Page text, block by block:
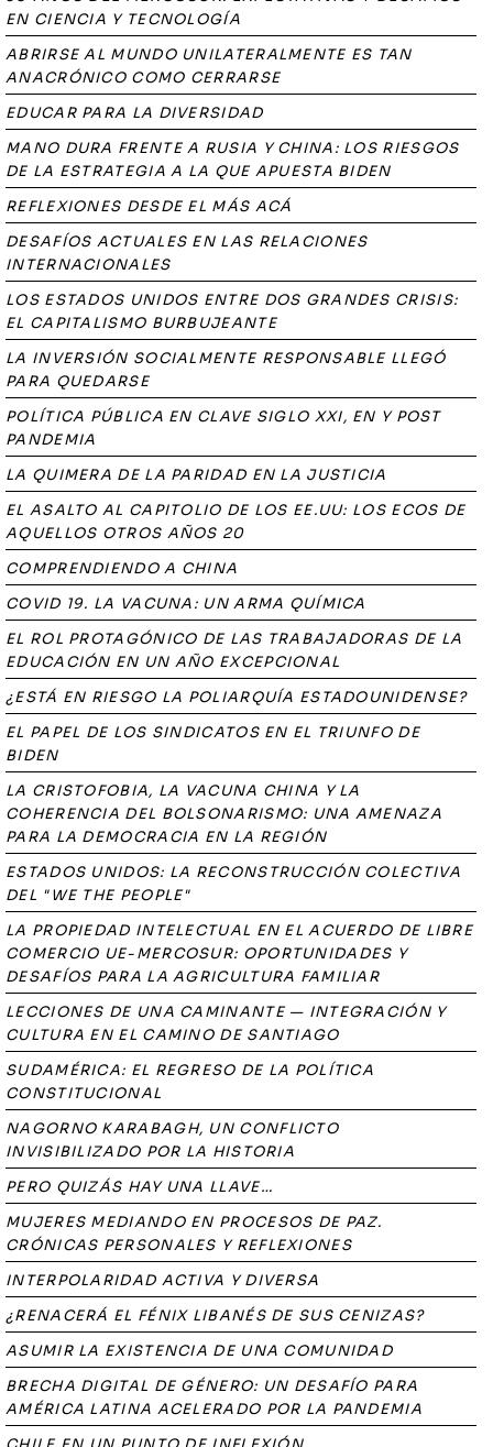
EN CIENCIA Y TECNOLOGÍA
ABRIRSE AL MUNDO UNILATERALMENTE ES TAN
ANACRÓNICO COMO CERRARSE
EDUCAR PARA LA DIVERSIDAD
MANO DURA FRENTE A RUSIA Y CHINA: LOS RIESGOS
DE LA ESTRATEGIA A LA QUE APUESTA BIDEN
REFLEXIONES DESDE EL MÁS ACÁ
DESAFÍOS ACTUALES EN LAS RELACIONES
INTERNACIONALES
LOS ESTADOS UNIDOS ENTRE DOS GRANDES CRISIS:
EL CAPITALISMO BURBUJEANTE
LA INVERSIÓN SOCIALMENTE RESPONSABLE LLEGÓ
PARA QUEDARSE
POLÍTICA PÚBLICA EN CLAVE SIGLO XXI, EN Y POST
PANDEMIA
LA QUIMERA DE LA PARIDAD EN LA JUSTICIA
EL ASALTO AL CAPITOLIO DE LOS EE.UU: LOS ECOS DE
AQUELLOS OTROS AÑOS 20
COMPRENDIENDO A CHINA
COVID 19. LA VACUNA: UN ARMA QUÍMICA
EL ROL PROTAGÓNICO DE LAS TRABAJADORAS DE LA
EDUCACIÓN EN UN AÑO EXCEPCIONAL
¿ESTÁ EN RIESGO LA POLIARQUÍA ESTADOUNIDENSE?
EL PAPEL DE LOS SINDICATOS EN EL TRIUNFO DE
BIDEN
LA CRISTOFOBIA, LA VACUNA CHINA Y LA
COHERENCIA DEL BOLSONARISMO: UNA AMENAZA
PARA LA DEMOCRACIA EN LA REGIÓN
ESTADOS UNIDOS: LA RECONSTRUCCIÓN COLECTIVA
DEL "WE THE PEOPLE"
LA PROPIEDAD INTELECTUAL EN EL ACUERDO DE LIBRE
COMERCIO UE-MERCOSUR: OPORTUNIDADES Y
DESAFÍOS PARA LA AGRICULTURA FAMILIAR
LECCIONES DE UNA CAMINANTE — INTEGRACIÓN Y
CULTURA EN EL CAMINO DE SANTIAGO
SUDAMÉRICA: EL REGRESO DE LA POLÍTICA
CONSTITUCIONAL
NAGORNO KARABAGH, UN CONFLICTO
INVISIBILIZADO POR LA HISTORIA
PERO QUIZÁS HAY UNA LLAVE…
MUJERES MEDIANDO EN PROCESOS DE PAZ.
CRÓNICAS PERSONALES Y REFLEXIONES
INTERPOLARIDAD ACTIVA Y DIVERSA
¿RENACERÁ EL FÉNIX LIBANÉS DE SUS CENIZAS?
ASUMIR LA EXISTENCIA DE UNA COMUNIDAD
BRECHA DIGITAL DE GÉNERO: UN DESAFÍO PARA
AMÉRICA LATINA ACELERADO POR LA PANDEMIA